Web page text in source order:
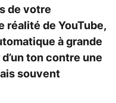
de votre
réalité de YouTube,
à grande
ton contre une
souvent